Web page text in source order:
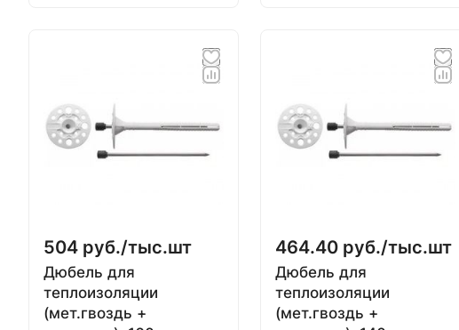
504 руб./тыс.шт
Дюбель для
теплоизоляции
(мет.гвоздь +
464.40 руб./тыс.шт
Дюбель для
теплоизоляции
(мет.гвоздь +